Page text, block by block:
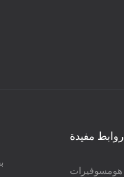
روابط مفيدة
هومسوفيرات